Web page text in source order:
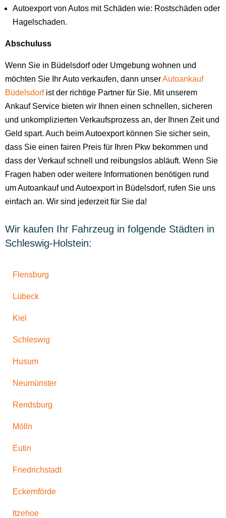
Autoexport von Autos mit Schäden wie: Rostschäden oder
Hagelschaden.
Abschuluss
Wenn Sie in Büdelsdorf oder Umgebung wohnen und
möchten Sie Ihr Auto verkaufen, dann unserAutoankauf
Büdelsdorfist der richtige Partner für Sie. Mit unserem
Ankauf Service bieten wir Ihnen einen schnellen, sicheren
und unkomplizierten Verkaufsprozess an, der Ihnen Zeit und
Geld spart. Auch beim Autoexport können Sie sicher sein,
dass Sie einen fairen Preis für Ihren Pkw bekommen und
dass der Verkauf schnell und reibungslos abläuft. Wenn Sie
Fragen haben oder weitere Informationen benötigen rund
um Autoankauf und Autoexport in Büdelsdorf, rufen Sie uns
einfach an. Wir sind jederzeit für Sie da!
Wir kaufen Ihr Fahrzeug in folgende Städten in
Schleswig-Holstein:
Flensburg
Lübeck
Kiel
Schleswig
Husum
Neumünster
Rendsburg
Mölln
Eutin
Friedrichstadt
Eckernförde
Itzehoe